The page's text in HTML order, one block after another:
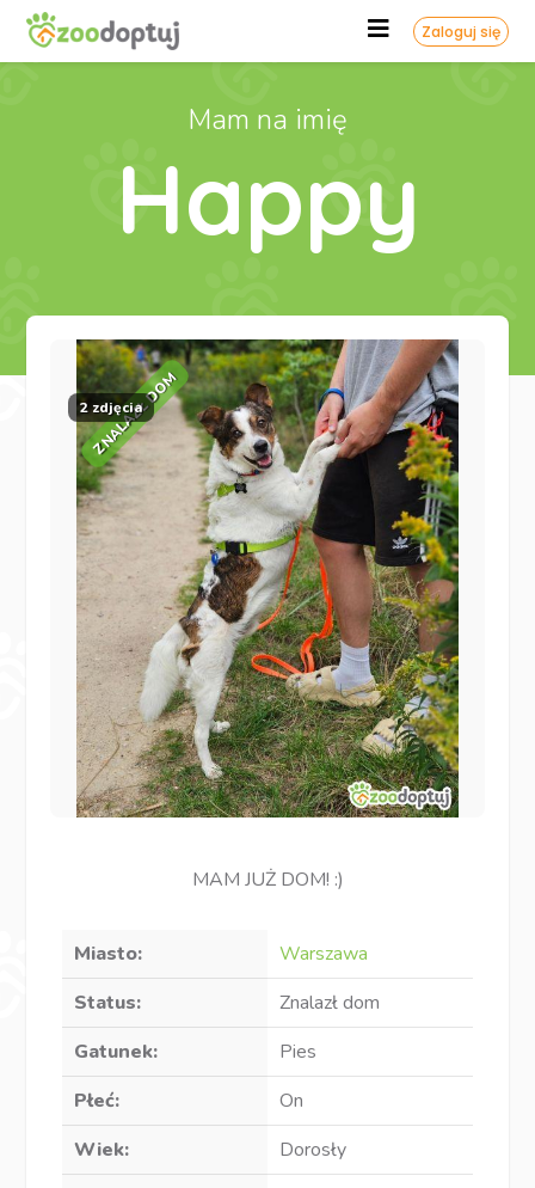
Zaloguj się
Mam na imię
Happy
ZNALAZŁ DOM
2 zdjęcia
MAM JUŻ DOM! :)
Miasto:
Warszawa
Status:
Znalazł dom
Gatunek:
Pies
Płeć:
On
Wiek:
Dorosły